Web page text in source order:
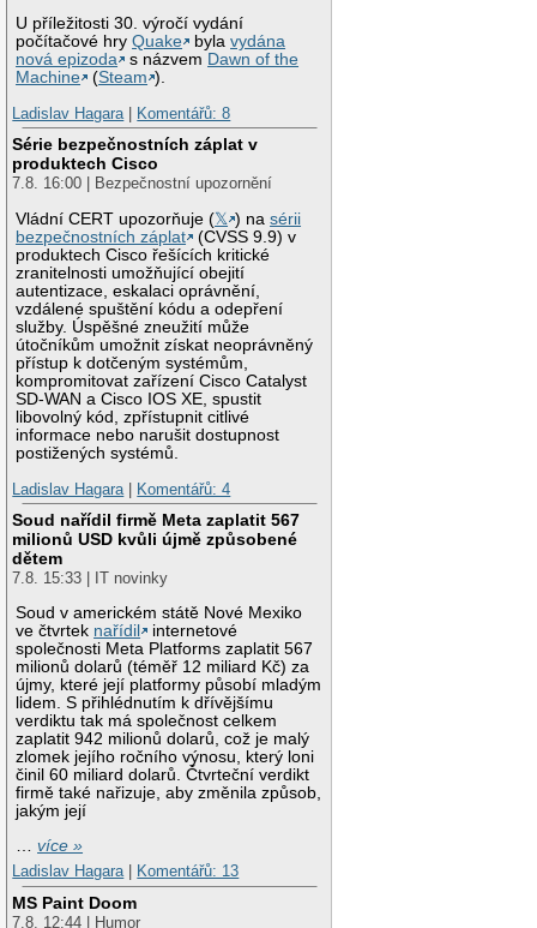
U příležitosti 30. výročí vydání
počítačové hryQuake bylavydána
nová epizoda
s názvem Dawn of the
Machine
(Steam ).
Ladislav Hagara
Komentářů: 8
Série bezpečnostních záplat v
produktech Cisco
7.8. 16:00 | Bezpečnostní upozornění
Vládní CERT upozorňuje (𝕏 ) nasérii
bezpečnostních záplat
(CVSS 9.9) v
produktech Cisco řešících kritické
zranitelnosti umožňující obejití
autentizace, eskalaci oprávnění,
vzdálené spuštění kódu a odepření
služby. Úspěšné zneužití může
útočníkům umožnit získat neoprávněný
přístup k dotčeným systémům,
kompromitovat zařízení Cisco Catalyst
SD-WAN a Cisco IOS XE, spustit
libovolný kód, zpřístupnit citlivé
informace nebo narušit dostupnost
postižených systémů.
Ladislav Hagara
Komentářů: 4
Soud nařídil firmě Meta zaplatit 567
milionů USD kvůli újmě způsobené
dětem
7.8. 15:33 | IT novinky
Soud v americkém státě Nové Mexiko
ve čtvrtek nařídil
internetové
společnosti Meta Platforms zaplatit 567
milionů dolarů (téměř 12 miliard Kč) za
újmy, které její platformy působí mladým
lidem. S přihlédnutím k dřívějšímu
verdiktu tak má společnost celkem
zaplatit 942 milionů dolarů, což je malý
zlomek jejího ročního výnosu, který loni
činil 60 miliard dolarů. Čtvrteční verdikt
firmě také nařizuje, aby změnila způsob,
jakým její
…více »
Ladislav Hagara| Komentářů: 13
MS Paint Doom
7.8. 12:44 | Humor